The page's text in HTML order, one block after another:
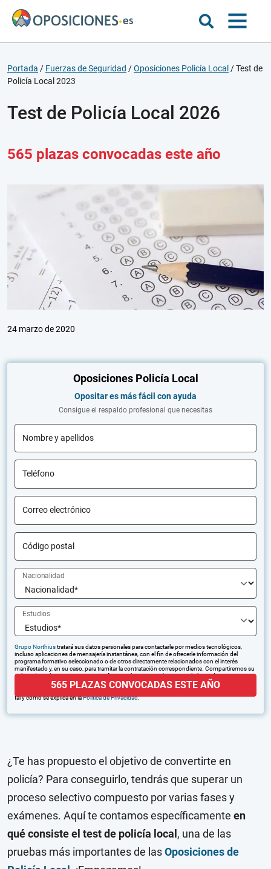
Portada / Fuerzas de Seguridad /Oposiciones Policía Local /Test de
Policía Local 2023
Test de Policía Local 2026
565 plazas convocadas este año
24 marzo de 2020
Oposiciones Policía Local
Opositar es más fácil con ayuda
Consigue el respaldo profesional que necesitas
Nombre y apellidos
Teléfono
Correo electrónico
Código postal
Nacionalidad
Estudios
Grupo Northiustratará sus datos personales para contactarle por medios tecnológicos,
incluso aplicaciones de mensajería instantánea, con el fin de ofrecerle información del
programa formativo seleccionado o de otros directamente relacionados con el interés
manifestado y, en su caso, para tramitar la contratación correspondiente. Compartiremos su
solicitud con las empresas que conforman el
puedan hacerle llegar la mejor oferta de productos y servicios de acuerdo a su petición.
tal y como se explica en laPolítica de Privacidad.
565 PLAZAS CONVOCADAS ESTE AÑO
¿Te has propuesto el objetivo de convertirte en
policía? Para conseguirlo, tendrás que superar un
proceso selectivo compuesto por varias fases y
exámenes. Aquí te contamos específicamente en
qué consiste el test de policía local , una de las
pruebas más importantes de lasOposiciones de